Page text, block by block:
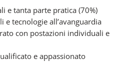
e tanta parte pratica (70%)
e tecnologie all’avanguardia
con postazioni individuali e
e appassionato